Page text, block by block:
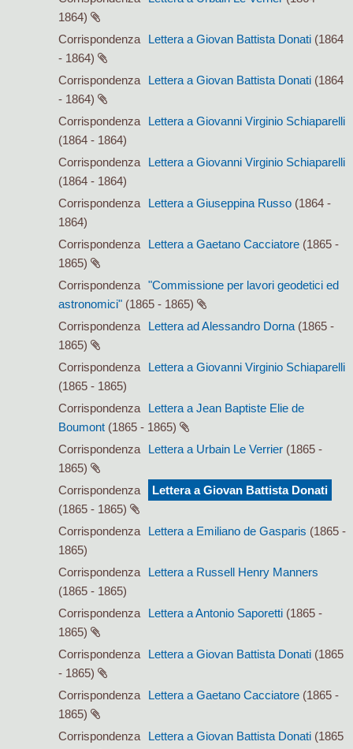
1864)
Corrispondenza
Lettera a Giovan Battista Donati (1864
- 1864)
Corrispondenza
Lettera a Giovan Battista Donati (1864
- 1864)
Corrispondenza
Lettera a Giovanni Virginio Schiaparelli
(1864 - 1864)
Corrispondenza
Lettera a Giovanni Virginio Schiaparelli
(1864 - 1864)
Corrispondenza
Lettera a Giuseppina Russo (1864 -
1864)
Corrispondenza
Lettera a Gaetano Cacciatore (1865 -
1865)
Corrispondenza
"Commissione per lavori geodetici ed
astronomici" (1865 - 1865)
Corrispondenza
Lettera ad Alessandro Dorna (1865 -
1865)
Corrispondenza
Lettera a Giovanni Virginio Schiaparelli
(1865 - 1865)
Corrispondenza
Lettera a Jean Baptiste Elie de
Boumont (1865 - 1865)
Corrispondenza
Lettera a Urbain Le Verrier (1865 -
1865)
Corrispondenza
Lettera a Giovan Battista Donati
(1865 - 1865)
Corrispondenza
Lettera a Emiliano de Gasparis (1865 -
1865)
Corrispondenza
Lettera a Russell Henry Manners
(1865 - 1865)
Corrispondenza
Lettera a Antonio Saporetti (1865 -
1865)
Corrispondenza
Lettera a Giovan Battista Donati (1865
- 1865)
Corrispondenza
Lettera a Gaetano Cacciatore (1865 -
1865)
Corrispondenza
Lettera a Giovan Battista Donati (1865